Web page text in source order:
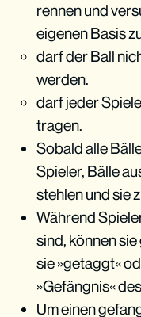
rennen und
eigenen Basis
darf der Ball
werden.
darf jeder
tragen.
Sobald alle
Spieler, Bälle
stehlen und sie
Während
sind, können
sie »getaggt«
»Gefängnis«
Um einen